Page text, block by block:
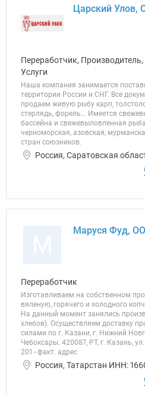
Царский Улов,
Переработчик,
Услуги
Наша компания занимается
территории России и СНГ. Все
продаем живую рыбу карп,
стерлядь, форель... Имеется
бассейна и свежевыловленная
черноморская, азовская,
стран союзников.
Россия, Саратовская
Маруся Фуд,
Переработчик
Изготавливаем на собственном
вяленую, горячего и холодного
На данный момент занялись
хлебов). Осуществляем доставку
силами по г. Казани, г. Нижний
Чебоксары. 420087, РТ, г. Казань,
201 - факт. адрес
Россия, Татарстан ИНН: